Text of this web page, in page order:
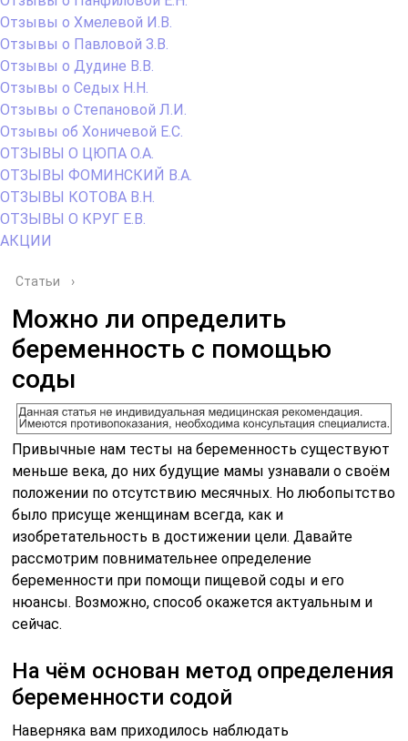
Отзывы о Хмелевой И.В.
Отзывы о Павловой З.В.
Отзывы о Дудине В.В.
Отзывы о Седых Н.Н.
Отзывы о Степановой Л.И.
Отзывы об Хоничевой Е.С.
ОТЗЫВЫ О ЦЮПА О.А.
ОТЗЫВЫ ФОМИНСКИЙ В.А.
ОТЗЫВЫ КОТОВА В.Н.
ОТЗЫВЫ О КРУГ Е.В.
АКЦИИ
Статьи ›
Можно ли определить
беременность с помощью
соды
Привычные нам тесты на беременность существуют
меньше века, до них будущие мамы узнавали о своём
положении по отсутствию месячных. Но любопытство
было присуще женщинам всегда, как и
изобретательность в достижении цели. Давайте
рассмотрим повнимательнее определение
беременности при помощи пищевой соды и его
нюансы. Возможно, способ окажется актуальным и
сейчас.
На чём основан метод определения
беременности содой
Наверняка вам приходилось наблюдать